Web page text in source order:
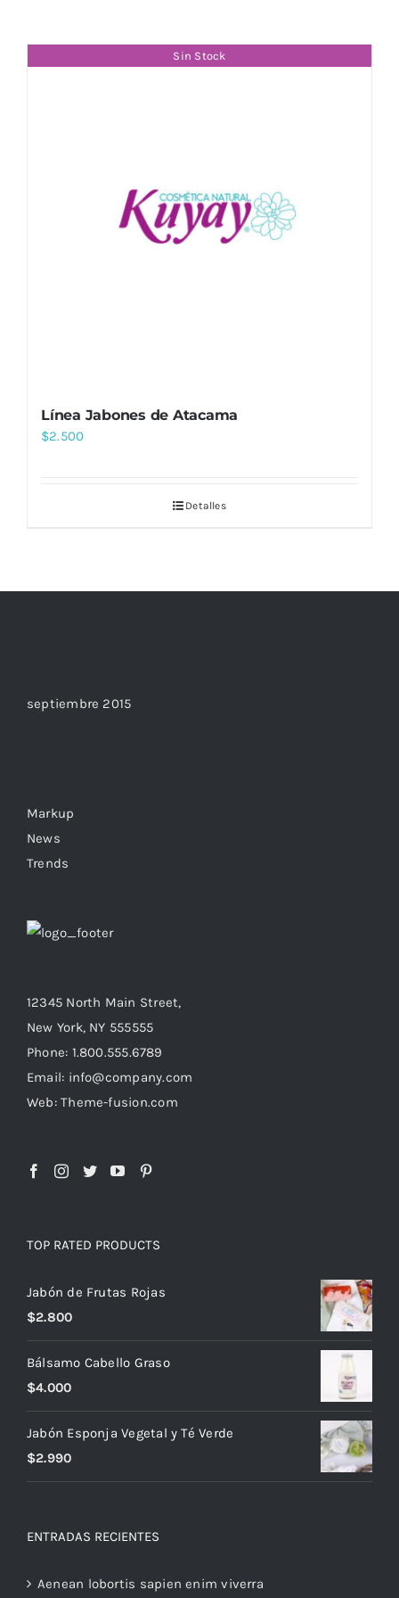
Sin Stock
Línea Jabones de Atacama
$2.500
Detalles
septiembre 2015
Markup
News
Trends
12345 North Main Street,
New York, NY 555555
Phone: 1.800.555.6789
Email: info@company.com
Web: Theme-fusion.com
TOP RATED PRODUCTS
Jabón de Frutas Rojas
$2.800
Bálsamo Cabello Graso
$4.000
Jabón Esponja Vegetal y Té Verde
$2.990
ENTRADAS RECIENTES
Aenean lobortis sapien enim viverra